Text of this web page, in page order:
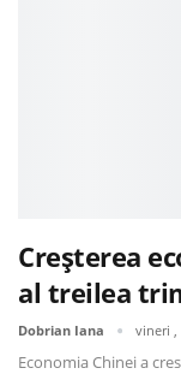
Creșterea
al treilea
Dobrian Iana vineri ,
Economia Chinei a